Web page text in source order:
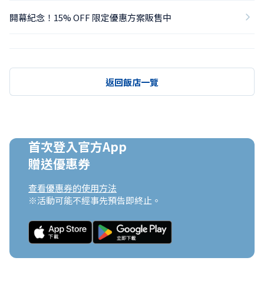
開幕紀念！15% OFF 限定優惠方案販售中
返回飯店一覽
首次登入官方App
贈送優惠券
查看優惠券的使用方法
※活動可能不經事先預告即終止。